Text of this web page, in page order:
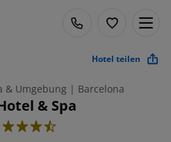
Hotel teilen
& Umgebung | Barcelona
& Spa